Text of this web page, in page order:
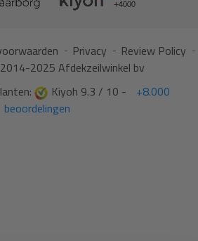
Privacy
Review Policy
2025 Afdekzeilwinkel bv
Kiyoh 9.3 / 10 -
+8.000
beoordelingen